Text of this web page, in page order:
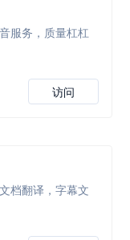
服务，质量杠杠
访问
档翻译，字幕文